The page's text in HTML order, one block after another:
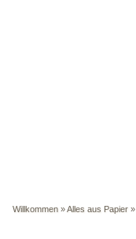
Willkommen »Alles aus Papier »